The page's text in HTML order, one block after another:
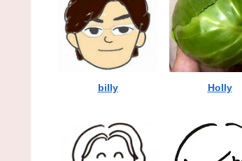
billy Holly